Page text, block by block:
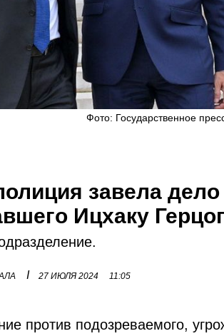
Фото: Государственное
завела
Ицхаку
I 27 ИЮЛЯ 2024 11:05
против подозреваемого,